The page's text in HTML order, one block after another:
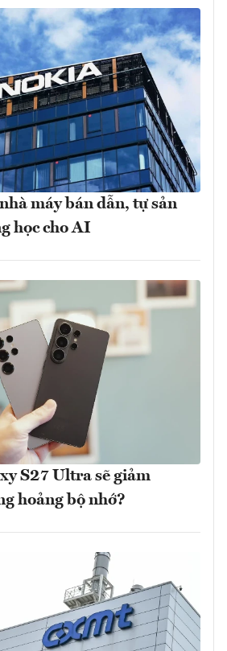
máy bán dẫn, tự sản
học cho AI
S27 Ultra sẽ giảm
hoảng bộ nhớ?